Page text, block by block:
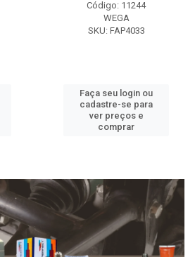
Código: 11244
WEGA
SKU: FAP4033
Faça seu login ou
cadastre-se para
ver preços e
comprar